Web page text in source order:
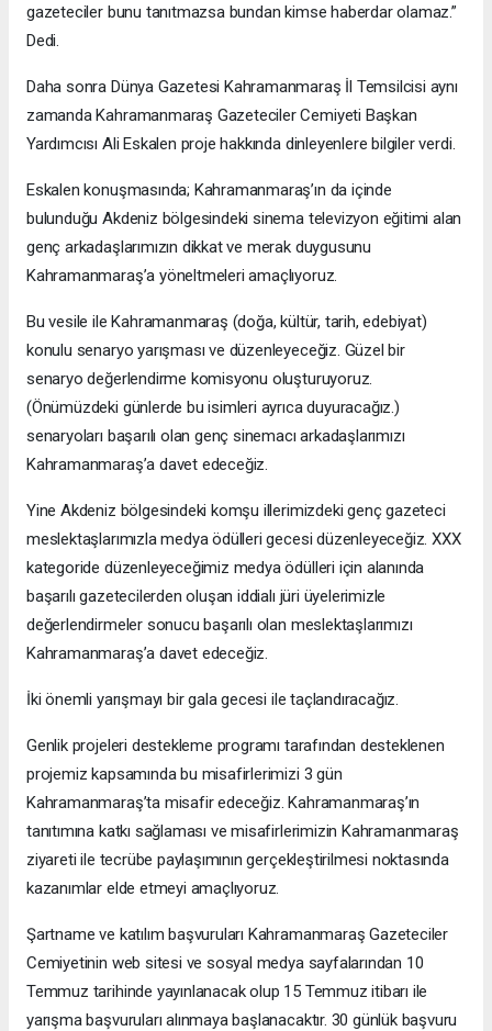
gazeteciler bunu tanıtmazsa bundan kimse haberdar olamaz.”
Dedi.
Daha sonra Dünya Gazetesi Kahramanmaraş İl Temsilcisi aynı
zamanda Kahramanmaraş Gazeteciler Cemiyeti Başkan
Yardımcısı Ali Eskalen proje hakkında dinleyenlere bilgiler verdi.
Eskalen konuşmasında; Kahramanmaraş’ın da içinde
bulunduğu Akdeniz bölgesindeki sinema televizyon eğitimi alan
genç arkadaşlarımızın dikkat ve merak duygusunu
Kahramanmaraş’a yöneltmeleri amaçlıyoruz.
Bu vesile ile Kahramanmaraş (doğa, kültür, tarih, edebiyat)
konulu senaryo yarışması ve düzenleyeceğiz. Güzel bir
senaryo değerlendirme komisyonu oluşturuyoruz.
(Önümüzdeki günlerde bu isimleri ayrıca duyuracağız.)
senaryoları başarılı olan genç sinemacı arkadaşlarımızı
Kahramanmaraş’a davet edeceğiz.
Yine Akdeniz bölgesindeki komşu illerimizdeki genç gazeteci
meslektaşlarımızla medya ödülleri gecesi düzenleyeceğiz. XXX
kategoride düzenleyeceğimiz medya ödülleri için alanında
başarılı gazetecilerden oluşan iddialı jüri üyelerimizle
değerlendirmeler sonucu başarılı olan meslektaşlarımızı
Kahramanmaraş’a davet edeceğiz.
İki önemli yarışmayı bir gala gecesi ile taçlandıracağız.
Genlik projeleri destekleme programı tarafından desteklenen
projemiz kapsamında bu misafirlerimizi 3 gün
Kahramanmaraş’ta misafir edeceğiz. Kahramanmaraş’ın
tanıtımına katkı sağlaması ve misafirlerimizin Kahramanmaraş
ziyareti ile tecrübe paylaşımının gerçekleştirilmesi noktasında
kazanımlar elde etmeyi amaçlıyoruz.
Şartname ve katılım başvuruları Kahramanmaraş Gazeteciler
Cemiyetinin web sitesi ve sosyal medya sayfalarından 10
Temmuz tarihinde yayınlanacak olup 15 Temmuz itibarı ile
yarışma başvuruları alınmaya başlanacaktır. 30 günlük başvuru